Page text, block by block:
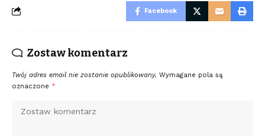
Facebook
Zostaw komentarz
Twój adres email nie zostanie opublikowany. Wymagane pola są
oznaczone *